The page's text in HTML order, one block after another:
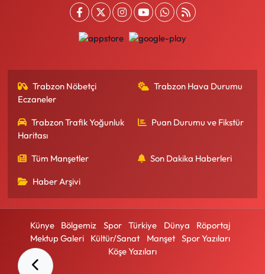
Trabzon Nöbetçi
Eczaneler
Trabzon Hava Durumu
Trabzon Trafik Yoğunluk
Haritası
Puan Durumu ve Fikstür
Tüm Manşetler Son Dakika Haberleri
Haber Arşivi
Künye Bölgemiz Spor Türkiye Dünya
Röportaj
Mektup Galeri
Kültür/Sanat Manşet
Spor Yazıları
Köşe Yazıları